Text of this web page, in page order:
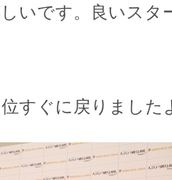
いです。良いス
すぐに戻りました